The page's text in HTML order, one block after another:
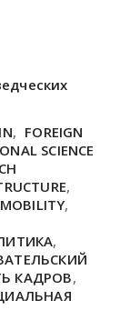
, FOREIGN
SCIENCE
,
,
,
КАДРОВ,